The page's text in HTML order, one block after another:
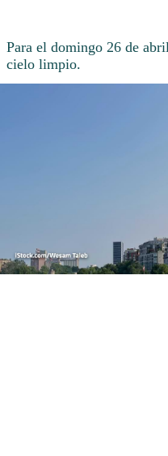
Para el domingo 26 de
cielo limpio.